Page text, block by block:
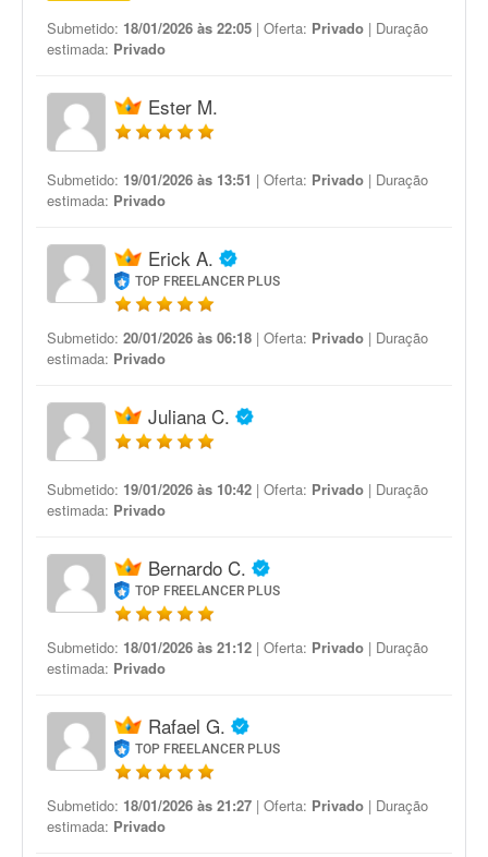
Submetido: 18/01/2026 às 22:05 | Oferta: Privado | Duração
estimada: Privado
Ester M.
Submetido: 19/01/2026 às 13:51 | Oferta: Privado | Duração
estimada: Privado
Erick A.
TOP FREELANCER PLUS
Submetido: 20/01/2026 às 06:18 | Oferta: Privado | Duração
estimada: Privado
Juliana C.
Submetido: 19/01/2026 às 10:42 | Oferta: Privado | Duração
estimada: Privado
Bernardo C.
TOP FREELANCER PLUS
Submetido: 18/01/2026 às 21:12 | Oferta: Privado | Duração
estimada: Privado
Rafael G.
TOP FREELANCER PLUS
Submetido: 18/01/2026 às 21:27 | Oferta: Privado | Duração
estimada: Privado